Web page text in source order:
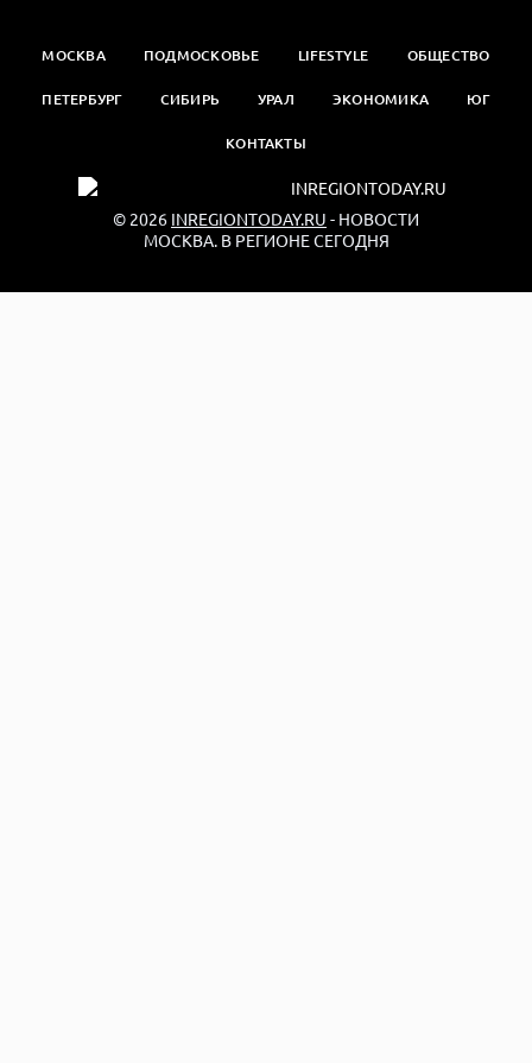
МОСКВА ПОДМОСКОВЬЕ LIFESTYLE ОБЩЕСТВО
ПЕТЕРБУРГ СИБИРЬ УРАЛ ЭКОНОМИКА ЮГ
КОНТАКТЫ
© 2026 INREGIONTODAY.RU - НОВОСТИ
МОСКВА. В РЕГИОНЕ СЕГОДНЯ